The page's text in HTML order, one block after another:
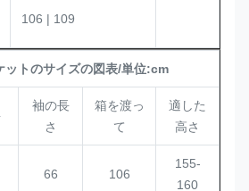
106 | 109
ットのサイズの図表/単位:cm
袖の長
さ
箱を渡っ
て
適した
高さ
66 106
155-
160